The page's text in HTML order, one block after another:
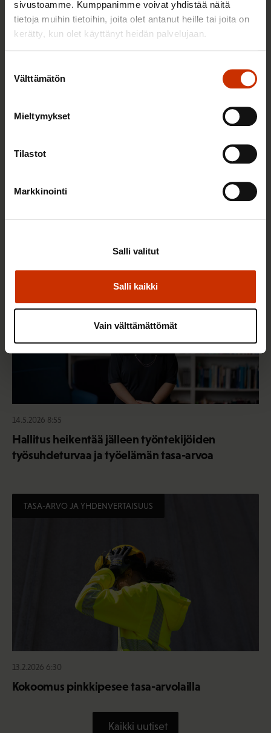
sivustoamme. Kumppanimme voivat yhdistää näitä
tietoja muihin tietoihin, joita olet antanut heille tai joita on
kerätty, kun olet käyttänyt heidän palvelujaan.
valinta
Välttämätön
Mieltymykset
Tilastot
Markkinointi
Salli kaikki
Salli valitut
Vain välttämättömät
TASA-ARVO JA YHDENVERTAISUUS
Mikä muuttui määräaikaisissa työsuhteissa? Lue
14.5.2026 8:55
Hallitus heikentää jälleen työntekijöiden
työsuhdeturvaa ja työelämän tasa-arvoa
TASA-ARVO JA YHDENVERTAISUUS
13.2.2026 6:30
Kokoomus pinkkipesee tasa-arvolailla
Kaikki uutiset